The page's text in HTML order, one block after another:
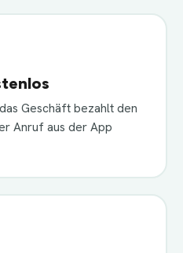
Geschäft bezahlt den
Anruf aus der App